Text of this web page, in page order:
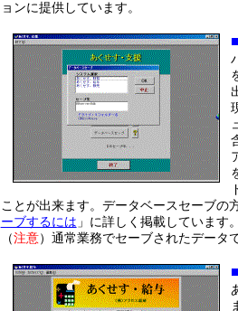
ョンに提供しています。
ことが出来ます。データベースセーブの
ーブするには 」に詳しく掲載しています
（注意）通常業務でセーブされたデータ